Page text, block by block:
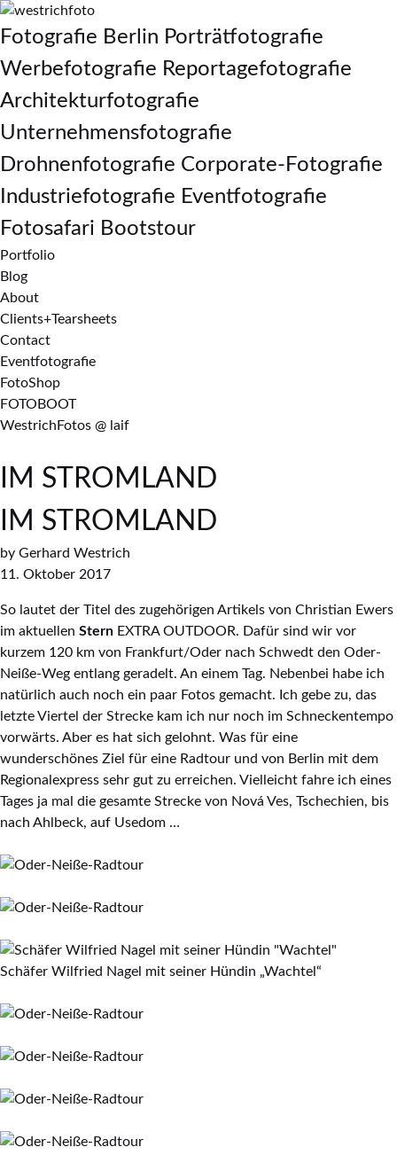
Fotografie Berlin Porträtfotografie
Werbefotografie Reportagefotografie
Architekturfotografie
Unternehmensfotografie
Drohnenfotografie Corporate-Fotografie
Industriefotografie Eventfotografie
Fotosafari Bootstour
Portfolio
Blog
About
Clients+Tearsheets
Contact
Eventfotografie
FotoShop
FOTOBOOT
WestrichFotos @ laif
IM STROMLAND
IM STROMLAND
by Gerhard Westrich
11. Oktober 2017
So lautet der Titel des zugehörigen Artikels von Christian Ewers
im aktuellen Stern EXTRA OUTDOOR. Dafür sind wir vor
kurzem 120 km von Frankfurt/Oder nach Schwedt den Oder-
Neiße-Weg entlang geradelt. An einem Tag. Nebenbei habe ich
natürlich auch noch ein paar Fotos gemacht. Ich gebe zu, das
letzte Viertel der Strecke kam ich nur noch im Schneckentempo
vorwärts. Aber es hat sich gelohnt. Was für eine
wunderschönes Ziel für eine Radtour und von Berlin mit dem
Regionalexpress sehr gut zu erreichen. Vielleicht fahre ich eines
Tages ja mal die gesamte Strecke von Nová Ves, Tschechien, bis
nach Ahlbeck, auf Usedom …
Schäfer Wilfried Nagel mit seiner Hündin „Wachtel“